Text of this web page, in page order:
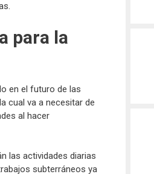
para la
en el futuro de las
cual va a necesitar de
al hacer
las actividades diarias
subterráneos ya